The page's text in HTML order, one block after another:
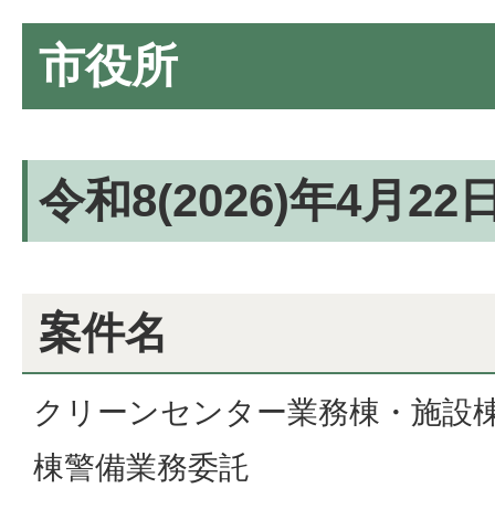
市役所
令和8(2026)年4月22
案件名
クリーンセンター業務棟・施設
棟警備業務委託